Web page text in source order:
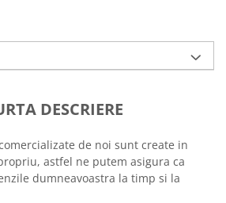
DESCRIERE
de noi sunt create in
astfel ne putem asigura ca
dumneavoastra la timp si la